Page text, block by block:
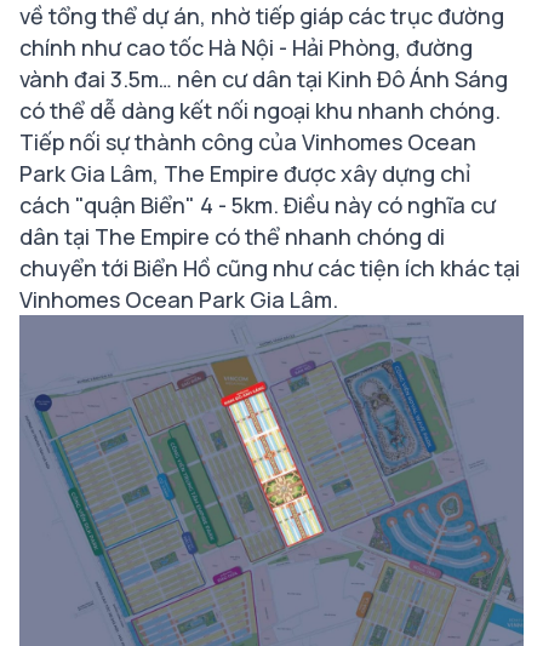
về tổng thể dự án, nhờ tiếp giáp các trục đường
chính như cao tốc Hà Nội - Hải Phòng, đường
vành đai 3.5m… nên cư dân tại Kinh Đô Ánh Sáng
có thể dễ dàng kết nối ngoại khu nhanh chóng.
Tiếp nối sự thành công của Vinhomes Ocean
Park Gia Lâm, The Empire được xây dựng chỉ
cách "quận Biển" 4 - 5km. Điều này có nghĩa cư
dân tại The Empire có thể nhanh chóng di
chuyển tới Biển Hồ cũng như các tiện ích khác tại
Vinhomes Ocean Park Gia Lâm.